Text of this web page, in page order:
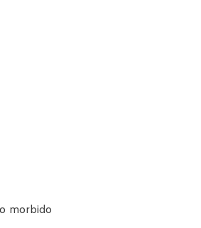
morbido